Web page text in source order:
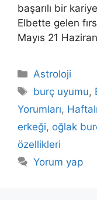
başarılı bir
Elbette gelen
Mayıs 21
Kategoriler
Astroloji
Etiketler
burç uyumu,
Yorumları,
erkeği, oğlak
özellikleri
Yorum yap